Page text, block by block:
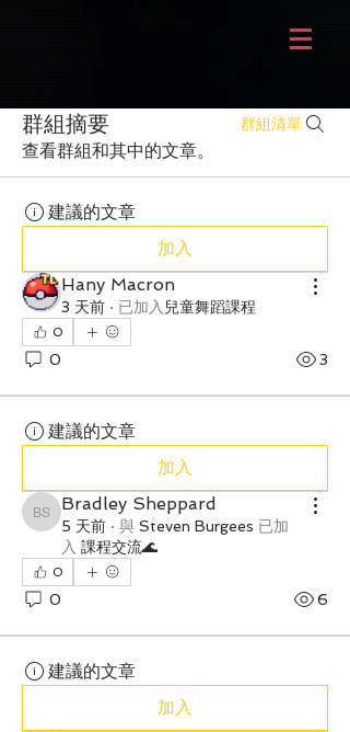
群組摘要 群組清單
查看群組和其中的文章。
建議的文章
加入
Hany Macron
3 天前 · 已加入 兒童舞蹈課程
0
0 3
建議的文章
加入
Bradley Sheppard
Bradley Sheppard
5 天前 · 與 Steven Burgees 已加
入 課程交流🌊
0
0 6
建議的文章
加入